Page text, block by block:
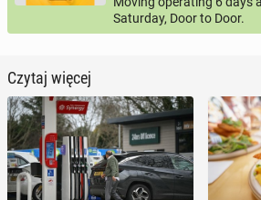
Saturday, Door to Door.
Czytaj więcej